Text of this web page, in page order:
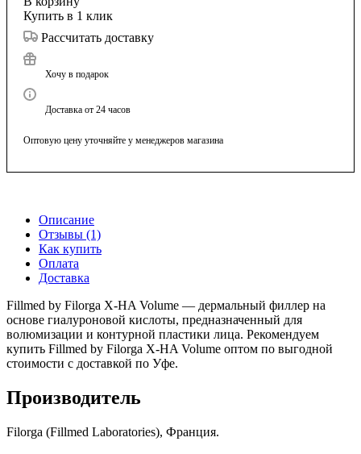
Купить в 1 клик
Рассчитать доставку
Хочу в подарок
Доставка от 24 часов
Оптовую цену уточняйте у менеджеров магазина
Описание
Отзывы (1)
Как купить
Оплата
Доставка
Fillmed by Filorga X-HA Volume — дермальный филлер на
основе гиалуроновой кислоты, предназначенный для
волюмизации и контурной пластики лица. Рекомендуем
купить Fillmed by Filorga X-HA Volume оптом по выгодной
стоимости с доставкой по Уфе.
Производитель
Filorga (Fillmed Laboratories), Франция.